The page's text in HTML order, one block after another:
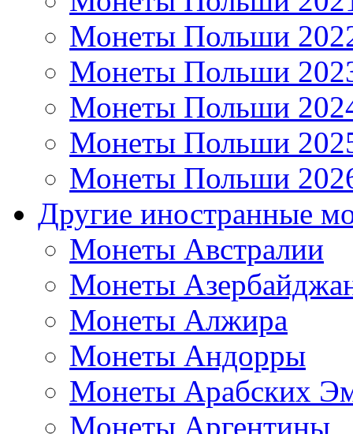
Монеты Польши
Монеты Польши
Монеты Польши
Монеты Польши
Монеты Польши
Другие иностранные
Монеты Австралии
Монеты
Монеты Алжира
Монеты Андорры
Монеты Арабских
Монеты Аргентины